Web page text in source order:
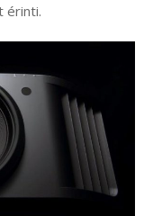
érinti.